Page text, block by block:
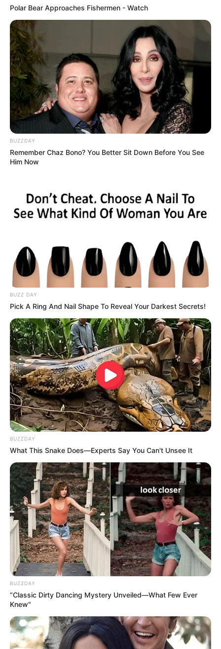
Polar Bear Approaches Fishermen - Watch
BUZZDAY
Remember Chaz Bono? You Better Sit Down Before You See
Him Now
BUZZ DAY
Pick A Ring And Nail Shape To Reveal Your Darkest Secrets!
BUZZDAY
What This Snake Does—Experts Say You Can't Unsee It
BUZZDAY
“Classic Dirty Dancing Mystery Unveiled—What Few Ever
Knew"